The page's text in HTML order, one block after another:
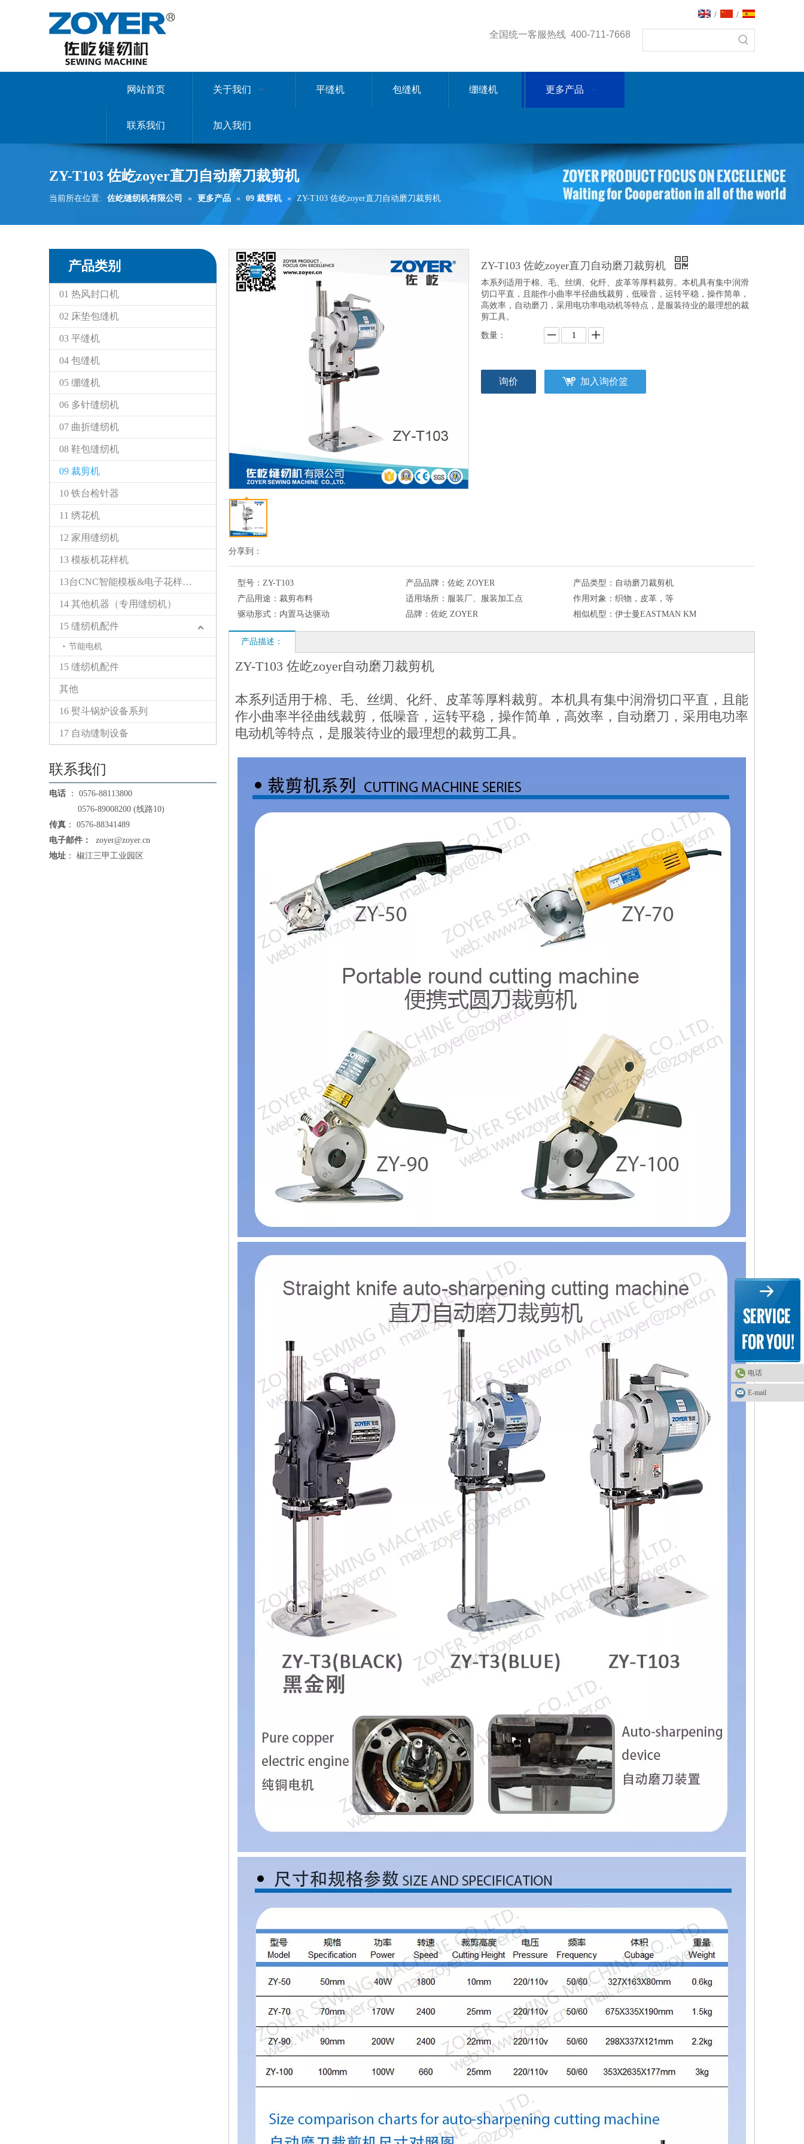
/ /
全国统一客服热线 400-711-7668
网站首页 关于我们 平缝机 包缝机 绷缝机 更多产品
联系我们 加入我们
ZY-T103 佐屹zoyer直刀自动磨刀裁剪机
当前所在位置: 佐屹缝纫机有限公司 » 更多产品 » 09 裁剪机 » ZY-T103 佐屹zoyer直刀自动磨刀裁剪机
产品类别
01 热风封口机
02 床垫包缝机
03 平缝机
04 包缝机
05 绷缝机
06 多针缝纫机
07 曲折缝纫机
08 鞋包缝纫机
09 裁剪机
10 铁台检针器
11 绣花机
12 家用缝纫机
13 模板机花样机
13台CNC智能模板&电子花样缝纫机
14 其他机器（专用缝纫机）
15 缝纫机配件
节能电机
15 缝纫机配件
其他
16 熨斗锅炉设备系列
17 自动缝制设备
联系我们
电话 ： 0576-88113800
0576-89008200 (线路10)
传真 ： 0576-88341489
电子邮件：
zoyer@zoyer.cn
地址 ： 椒江三甲工业园区
分享到：
ZY-T103 佐屹zoyer直刀自动磨刀裁剪机
本系列适用于棉、毛、丝绸、化纤、皮革等厚料裁剪。本机具有集中润滑
切口平直，且能作小曲率半径曲线裁剪，低噪音，运转平稳，操作简单，
高效率，自动磨刀，采用电功率电动机等特点，是服装待业的最理想的裁
剪工具。
数量：
询价 加入询价篮
型号： ZY-T103 产品品牌： 佐屹 ZOYER 产品类型： 自动磨刀裁剪机
产品用途： 裁剪布料 适用场所： 服装厂、服装加工点 作用对象： 织物，皮革，等
驱动形式： 内置马达驱动 品牌： 佐屹 ZOYER 相似机型： 伊士曼EASTMAN KM
产品描述：
ZY-T103 佐屹zoyer自动磨刀裁剪机
本系列适用于棉、毛、丝绸、化纤、皮革等厚料裁剪。本机具有集中润滑切口平直，且能
作小曲率半径曲线裁剪，低噪音，运转平稳，操作简单，高效率，自动磨刀，采用电功率
电动机等特点，是服装待业的最理想的裁剪工具。
电话
E-mail